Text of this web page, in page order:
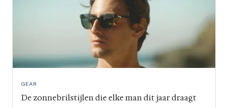
GEAR
De zonnebrilstijlen die elke man dit jaar draagt